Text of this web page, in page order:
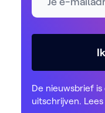
De nieuwsbrief
uitschrijven.